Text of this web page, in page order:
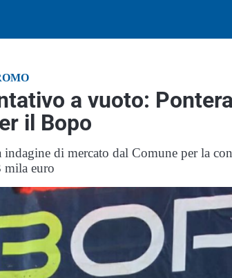
a vuoto:
il Bopo
di mercato dal Comune per la
mila euro